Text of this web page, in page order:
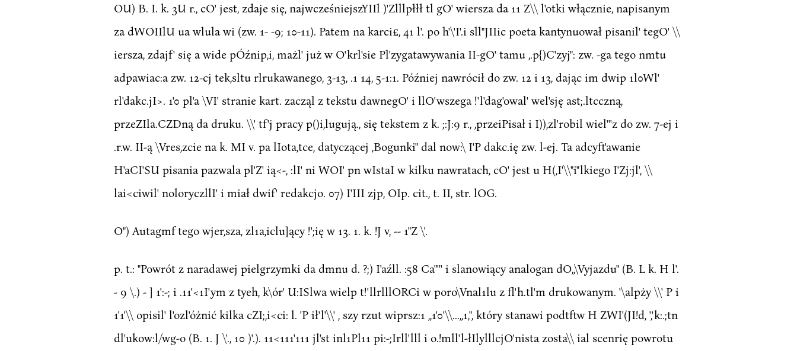
OU) B. I. k. 3U r., cO' jest, zdaje się, najwcześniejszYIIl )'Zlllpłłł tl gO' wiersza da 11 Z\\ l'otki włącznie, napisanym
za dWOIIlU ua wlula wi (zw. 1- -9; 10-11). Patem na karci£, 41 l'. po h'\'I'.i sll"JIIic poeta kantynuował pisanil' tegO' \\
iersza, zdajf' się a wide pÓźnip,i, mażl' już w O'krl'sie Pl'zygatawywania II-gO' tamu ,.p{)C'zyj": zw. -ga tego nmtu
adpawiac:a zw. 12-cj tek,sltu rlrukawanego, 3-13, .1 14, 5-1:1. Później nawrócił do zw. 12 i 13, dając im dwip 1l0Wl'
rl'dakc.jI>. 1'0 pl'a \VI' stranie kart. zacząl z tekstu dawnegO' i llO'wszega !'l'dag'owal' wel'sję ast;.ltcczną,
przeZIla.CZDną da druku. \\' tf'j pracy p()i,lugują., się tekstem z k. ;:J:9 r., ,przeiPisał i I)),zl'robil wiel'''z do zw. 7-ej i
.r.w. II-ą \Vres,zcie na k. MI v. pa lIota,tce, datyczącej ,Bogunki" dal now:\ I'P dakc.ię zw. l-ej. Ta adcyft'awanie
H'aCI'SU pisania pazwala pl'Z' ią<-, :lI' ni WOI' pn wIstaI w kilku nawratach, cO' jest u H(,I'\\"i"lkiego I'Zj:jl', \\
lai<ciwil' noloryczllI' i miał dwif' redakcjo. 07) I'III zjp, OIp. cit., t. II, str. lOG.
O") Autagmf tego wjer,sza, zl1a,iclu]ący !';ię w 13. 1. k. !J v, -- 1"Z \'.
p. t.: "Powrót z naradawej pielgrzymki da dmnu d. ?;) I'aźll. :58 Ca"''' i slanowiący analogan dO,,\Vyjazdu" (B. L k. H l'.
- 9 \.) - ] 1':-; i .11'<1I'ym z tyeh, k\ór' U:ISlwa wielp t!'llrlllORCi w poro\Vnal1lu z fl'h.tl'm drukowanym. '\alpży \\' P i
1'1'\\ opisil' l'ozl'óżnić kilka cZI;,i<ci: l. 'P ił'l'\\' , szy rzut wiprsz:1 ,,1'0'\\...,,1,", który stanawi podtftw H ZWI'(JI!d, ','k:.;tn
dl'ukow:l/wg-o (B. 1. J \'., 10 )'.). 11<111'111 jl'st inl1Pl11 pi:-;Irll'lll i o.!mll'l-łIlylllcjO'nista zosta\\ ial scenrię powrotu